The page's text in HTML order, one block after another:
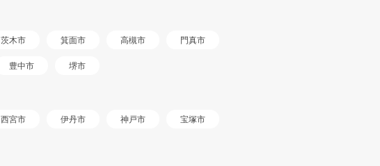
茨木市 箕面市 高槻市 門真市
豊中市 堺市
西宮市 伊丹市 神戸市 宝塚市